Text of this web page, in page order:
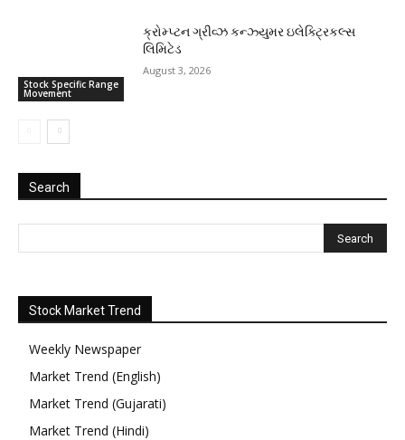
Stock Specific Range
Movement
ક્રોમ્પ્ટન ગ્રીવ્ઝ કન્ઝ્યુમર ઇલેક્ટ્રિકલ્સ
લિમિટેડ
August 3, 2026
Search
Stock Market Trend
Weekly Newspaper
Market Trend (English)
Market Trend (Gujarati)
Market Trend (Hindi)